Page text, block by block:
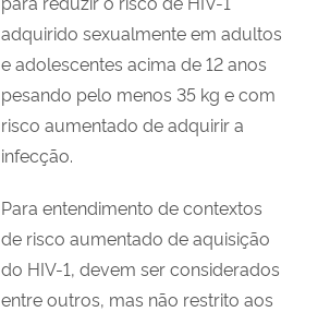
adquirido sexualmente em adultos
e adolescentes acima de 12 anos
pesando pelo menos 35 kg e com
risco aumentado de adquirir a
infecção.
Para entendimento de contextos
de risco aumentado de aquisição
do HIV-1, devem ser considerados
entre outros, mas não restrito aos